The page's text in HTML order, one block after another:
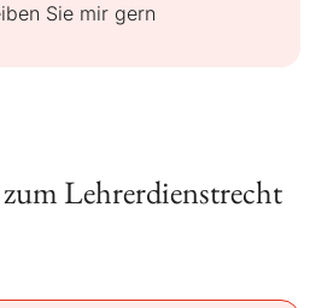
Sie mir gern
Lehrerdienstrecht